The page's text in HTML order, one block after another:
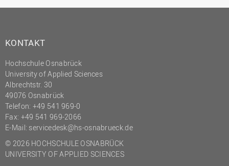
KONTAKT
Hochschule Osnabrück
University of Applied Sciences
Albrechtstr. 30
49076 Osnabrück
Telefon: +49 541 969-0
Fax: +49 541 969-2066
E-Mail: servicedesk@hs-osnabrueck.de
© 2026 HOCHSCHULE OSNABRÜCK
UNIVERSITY OF APPLIED SCIENCES